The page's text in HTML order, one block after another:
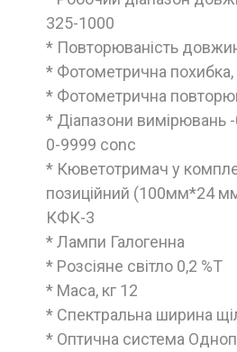
325-1000
* Повторюваність
* Фотометрична похибка,
* Фотометрична
* Діапазони вимірювань
0-9999 conc
* Кюветотримач у
позиційний (100мм*24
КФК-3
* Лампи Галогенна
* Розсіяне світло 0,2 %Т
* Маса, кг 12
* Спектральна ширина
* Оптична система